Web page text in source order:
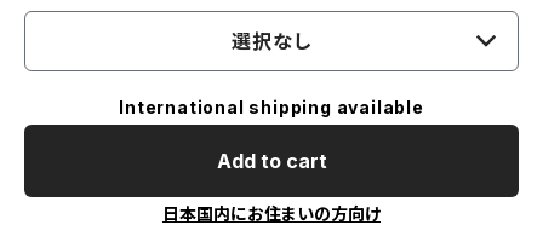
選択なし
International shipping available
Add to cart
日本国内にお住まいの方向け